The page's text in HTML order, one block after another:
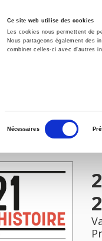
Ce site web utilise des cookies
Les cookies nous permettent de
Nous partageons également des
combiner celles-ci avec d'autres
consentement
Nécessaires